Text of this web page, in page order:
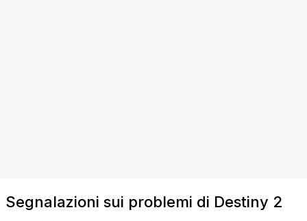
Segnalazioni sui problemi di Destiny 2